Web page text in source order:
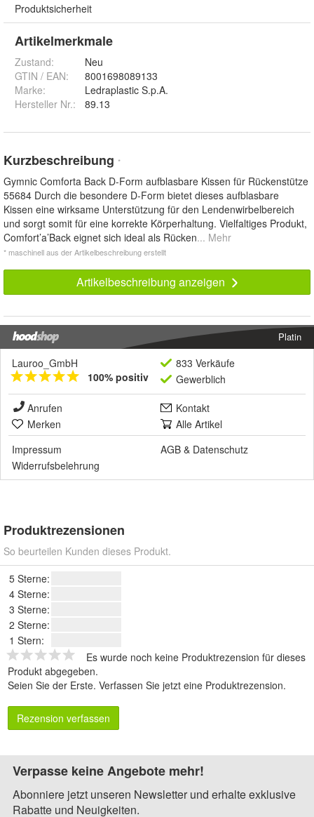
Produktsicherheit
Artikelmerkmale
Zustand:
Neu
GTIN / EAN:
8001698089133
Marke:
Ledraplastic S.p.A.
Hersteller Nr.:
89.13
Kurzbeschreibung *
Gymnic Comforta Back D-Form aufblasbare Kissen für Rückenstütze
55684 Durch die besondere D-Form bietet dieses aufblasbare
Kissen eine wirksame Unterstützung für den Lendenwirbelbereich
und sorgt somit für eine korrekte Körperhaltung. Vielfaltiges Produkt,
Comfort’a’Back eignet sich ideal als Rücken... Mehr
* maschinell aus der Artikelbeschreibung erstellt
Artikelbeschreibung anzeigen
Platin
Lauroo_GmbH
100% positiv
833 Verkäufe
Gewerblich
Anrufen
Kontakt
Merken
Alle Artikel
Impressum
AGB & Datenschutz
Widerrufsbelehrung
Produktrezensionen
So beurteilen Kunden dieses Produkt.
5 Sterne:
4 Sterne:
3 Sterne:
2 Sterne:
1 Stern:
Es wurde noch keine Produktrezension für dieses
Produkt abgegeben.
Seien Sie der Erste. Verfassen Sie jetzt eine Produktrezension.
Rezension verfassen
Verpasse keine Angebote mehr!
Abonniere jetzt unseren Newsletter und erhalte exklusive
Rabatte und Neuigkeiten.